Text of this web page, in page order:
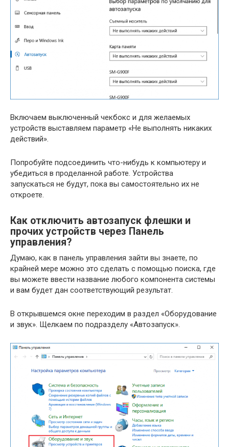
Включаем выключенный чекбокс и для желаемых
устройств выставляем параметр «Не выполнять никаких
действий».
Попробуйте подсоединить что-нибудь к компьютеру и
убедиться в проделанной работе. Устройства
запускаться не будут, пока вы самостоятельно их не
откроете.
Как отключить автозапуск флешки и
прочих устройств через Панель
управления?
Думаю, как в панель управления зайти вы знаете, по
крайней мере можно это сделать с помощью поиска, где
вы можете ввести название любого компонента системы
и вам будет дан соответствующий результат.
В открывшемся окне переходим в раздел «Оборудование
и звук». Щелкаем по подразделу «Автозапуск».